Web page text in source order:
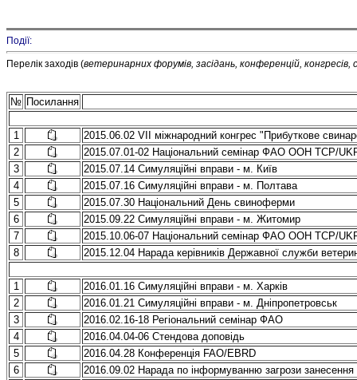
Події:
Перелік заходів (ветеринарних форумів, засідань, конференцій, конгресів,
№ Посилання
1
2015.06.02 VII міжнародний конгрес "Прибуткове
2
2015.07.01-02 Нацioнальний семiнар ФАО ООН TCP/
3
2015.07.14 Симуляційні вправи - м. Київ
4
2015.07.16 Симуляційні вправи - м. Полтава
5
2015.07.30 Національний День свиноферми
6
2015.09.22 Симуляційні вправи - м. Житомир
7
2015.10.06-07 Національний семінар ФАО ООН ТСР/
8
2015.12.04 Нарада керівників Державної служби
1
2016.01.16 Симуляційні вправи - м. Харків
2
2016.01.21 Симуляційні вправи - м. Дніпропетровськ
3
2016.02.16-18 Регіональний семінар ФАО
4
2016.04.04-06 Стендова доповідь
5
2016.04.28 Конференція FAO/EBRD
6
2016.09.02 Нарада по інформуванню загрози